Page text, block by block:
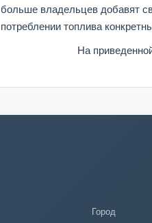
больше владельцев добавят
потреблении топлива
На
Город